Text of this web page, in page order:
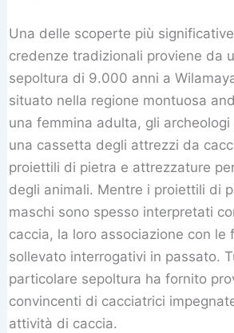
Una delle scoperte più
credenze tradizionali proviene da
sepoltura di 9.000 anni a
situato nella regione montuosa
una femmina adulta, gli
una cassetta degli attrezzi da
proiettili di pietra e attrezzature
degli animali. Mentre i proiettili di
maschi sono spesso interpretati
caccia, la loro associazione con le
sollevato interrogativi in passato.
particolare sepoltura ha fornito
convincenti di cacciatrici
attività di caccia.